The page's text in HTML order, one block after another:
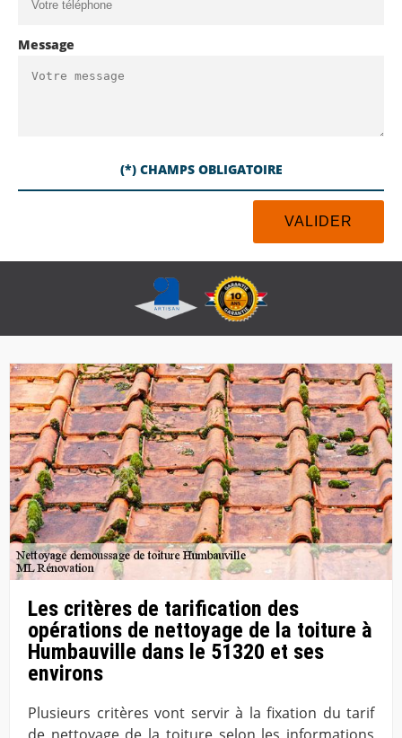
Message
(*) CHAMPS OBLIGATOIRE
Les critères de tarification des
opérations de nettoyage de la toiture à
Humbauville dans le 51320 et ses
environs
Plusieurs critères vont servir à la fixation du tarif